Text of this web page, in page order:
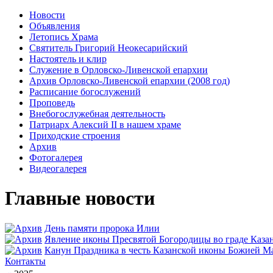
Новости
Объявления
Летопись Храма
Святитель Григорий Неокесарийский
Настоятель и клир
Служение в Орловско-Ливенской епархии
Архив Орловско-Ливенской епархии (2008 год)
Расписание богослужений
Проповедь
Внебогослужебная деятельность
Патриарх Алексий II в нашем храме
Приходские строения
Архив
Фотогалерея
Видеогалерея
Главные новости
День памяти пророка Илии
Явлeние иконы Пресвятой Богородицы во граде
Канун Праздника в честь Казанской иконы Божией
Контакты